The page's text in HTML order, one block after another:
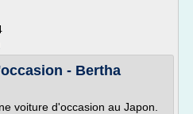
- Bertha
voiture d'occasion au Japon.